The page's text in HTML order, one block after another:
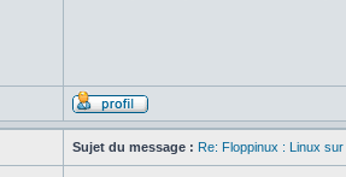
Sujet du message : Re: Floppinux : Linux